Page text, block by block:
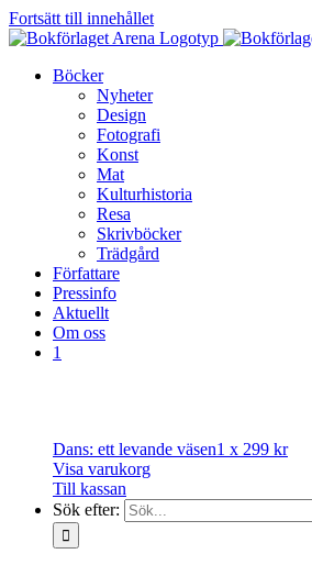
Fortsätt till innehållet
Böcker
Nyheter
Design
Fotografi
Konst
Mat
Kulturhistoria
Resa
Skrivböcker
Trädgård
Författare
Pressinfo
Aktuellt
Om oss
1
Dans: ett levande väsen1 x 299 kr
Visa varukorg
Till kassan
Sök efter: